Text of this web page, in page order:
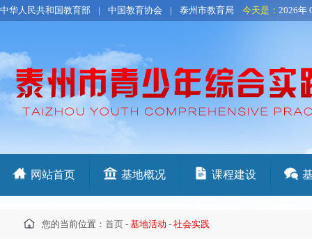
中华人民共和国教育部 | 中国教育协会 | 泰州市教育局 今天是： 2026年
网站首页 基地概况 课程建设
您的当前位置： 首页 - 基地活动 - 社会实践